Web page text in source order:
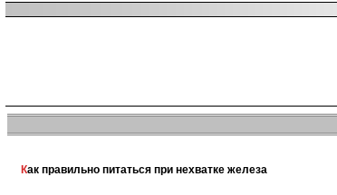
Как правильно питаться при нехватке железа